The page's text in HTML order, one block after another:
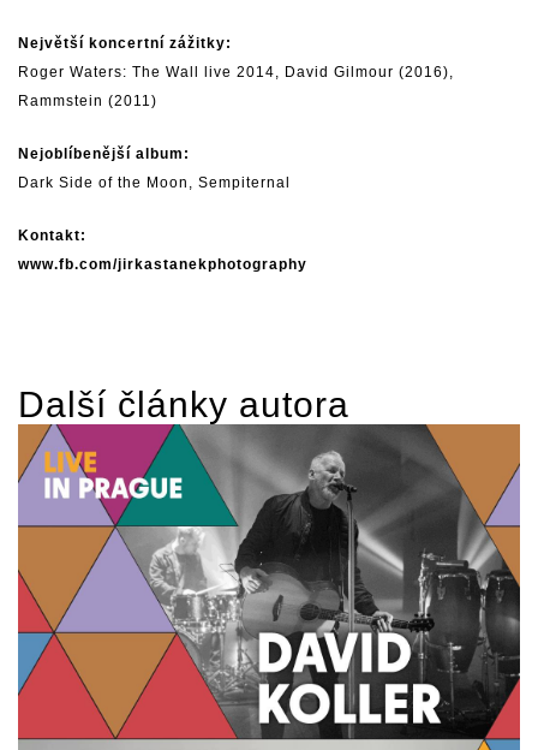
Největší koncertní zážitky:
Roger Waters: The Wall live 2014, David Gilmour (2016),
Rammstein (2011)
Nejoblíbenější album:
Dark Side of the Moon, Sempiternal
Kontakt:
www.fb.com/jirkastanekphotography
Další články autora